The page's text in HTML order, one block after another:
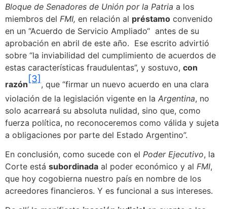
Bloque de Senadores de Unión por la Patria a los
miembros del FMI, en relación al préstamo convenido
en un “Acuerdo de Servicio Ampliado“ antes de su
aprobación en abril de este año. Ese escrito advirtió
sobre “la inviabilidad del cumplimiento de acuerdos de
estas características fraudulentas”, y sostuvo, con
razón [3] , que “firmar un nuevo acuerdo en una clara
violación de la legislación vigente en la Argentina, no
solo acarreará su absoluta nulidad, sino que, como
fuerza política, no reconoceremos como válida y sujeta
a obligaciones por parte del Estado Argentino”.
En conclusión, como sucede con el Poder Ejecutivo, la
Corte está subordinada al poder económico y al FMI,
que hoy cogobierna nuestro país en nombre de los
acreedores financieros. Y es funcional a sus intereses.